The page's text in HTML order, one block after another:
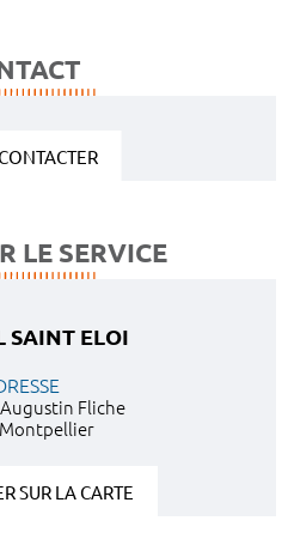
LE SERVICE
SAINT ELOI
Fliche
Montpellier
SUR LA CARTE